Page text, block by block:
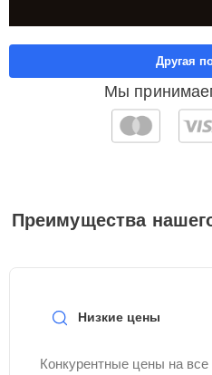
Мы
Другая
Преимущества
Низкие цены
Конкурентные цены на